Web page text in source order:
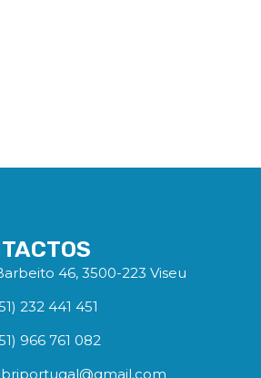
46, 3500-223 Viseu
232 441 451
966 761 082